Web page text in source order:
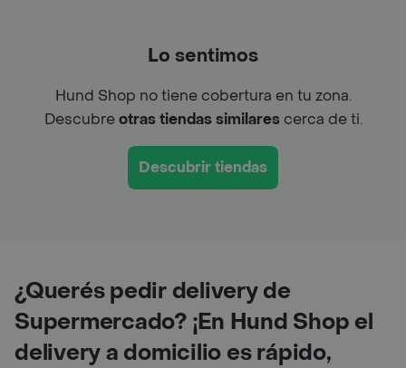
Lo sentimos
Hund Shop no tiene cobertura en tu zona.
Descubreotras tiendas similarescerca de ti.
Descubrir tiendas
¿Querés pedir delivery de
Supermercado? ¡En Hund Shop el
delivery a domicilio es rápido,